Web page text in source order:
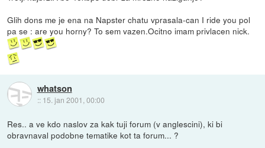
Glih dons me je ena na Napster chatu vprasala-can I ride you pol
pa se : are you horny? To sem vazen.Ocitno imam privlacen nick.
whatson
:: 15. jan 2001, 00:00
Res.. a ve kdo naslov za kak tuji forum (v anglescini), ki bi
obravnaval podobne tematike kot ta forum... ?